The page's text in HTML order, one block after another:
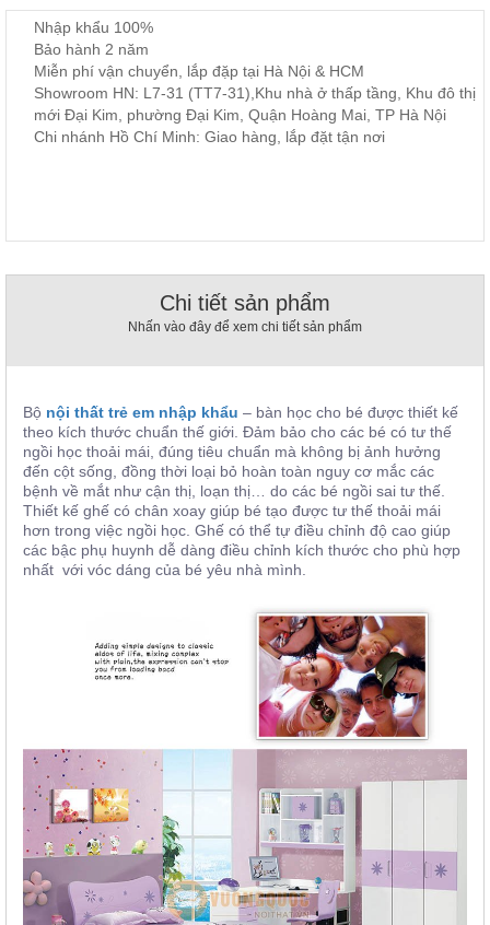
Vườn
Cây
Thất
Nhà
Hàng
Thất
Hàng
Nhập khẩu 100%
Bảo hành 2 năm
Miễn phí vận chuyển, lắp đặp tại Hà Nội & HCM
Showroom HN: L7-31 (TT7-31),Khu nhà ở thấp tầng, Khu đô thị
mới Đại Kim, phường Đại Kim, Quận Hoàng Mai, TP Hà Nội
Chi nhánh Hồ Chí Minh: Giao hàng, lắp đặt tận nơi
Chi tiết sản phẩm
Nhấn vào đây để xem chi tiết sản phẩm
Bộ nội thất trẻ em nhập khẩu – bàn học cho bé được thiết kế
theo kích thước chuẩn thế giới. Đảm bảo cho các bé có tư thế
ngồi học thoải mái, đúng tiêu chuẩn mà không bị ảnh hưởng
đến cột sống, đồng thời loại bỏ hoàn toàn nguy cơ mắc các
bệnh về mắt như cận thị, loạn thị… do các bé ngồi sai tư thế.
Thiết kế ghế có chân xoay giúp bé tạo được tư thế thoải mái
hơn trong việc ngồi học. Ghế có thể tự điều chỉnh độ cao giúp
các bậc phụ huynh dễ dàng điều chỉnh kích thước cho phù hợp
nhất với vóc dáng của bé yêu nhà mình.